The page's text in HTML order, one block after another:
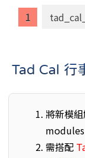
Tad Cal 行
將新模
modules
需搭配